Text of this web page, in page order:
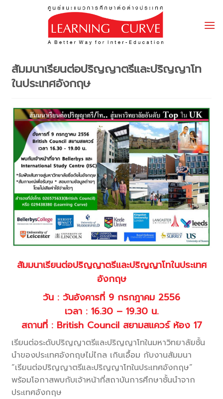
สัมมนาเรียนต่อปริญญาตรีและปริญญาโท
ในประเทศอังกฤษ
สัมมนาเรียนต่อปริญญาตรีและปริญญาโทในประเทศ
อังกฤษ
วัน : วันอังคารที่ 9 กรกฎาคม 2556
เวลา : 16.30 – 19.30 น.
สถานที่ : British Council สยามสแควร์ ห้อง 17
เรียนต่อระดับปริญญาตรีและปริญญาโทในมหาวิทยาลัยชั้น
นำของประเทศอังกฤษไม่ไกล เกินเอื้อม กับงานสัมมนา
“เรียนต่อปริญญาตรีและปริญญาโทในประเทศอังกฤษ”
พร้อมโอกาสพบกับเจ้าหน้าที่สถาบันการศึกษาชั้นนำจาก
ประเทศอังกฤษ